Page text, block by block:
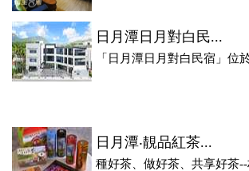
日月潭日月對白民...
「日月潭日月對白民宿」位
日月潭‧靚品紅茶...
種好茶、做好茶、共享好茶